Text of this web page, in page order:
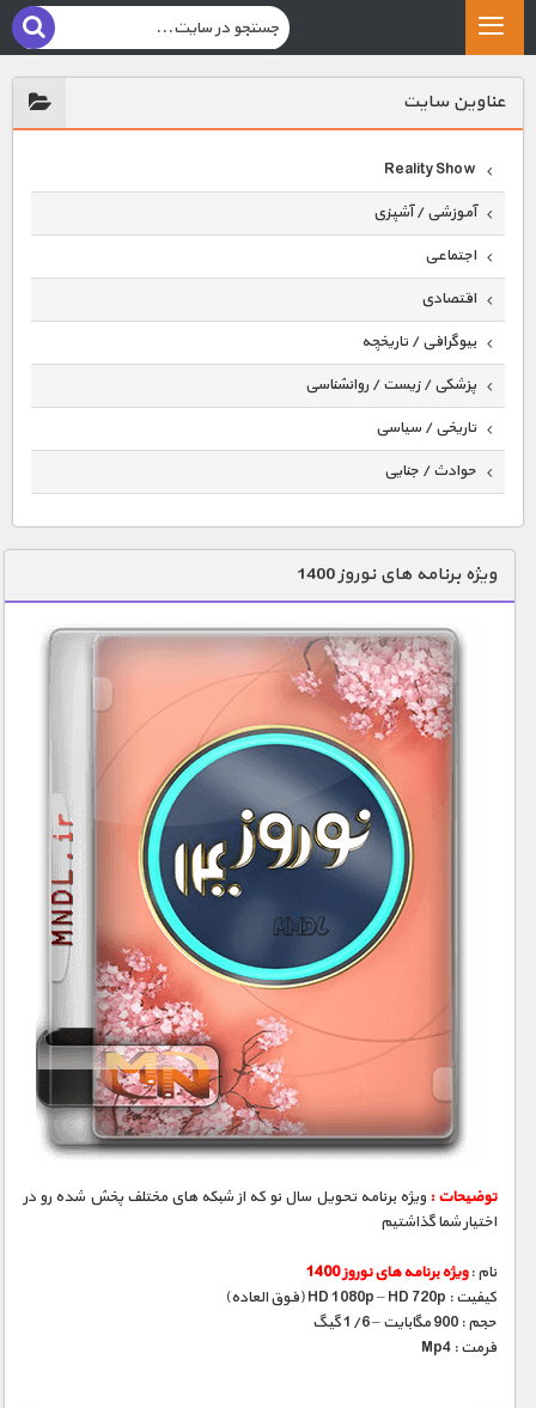
عناوين سايت
Reality Show
آموزشی / آشپزی
اجتماعی
اقتصادی
بیوگرافی / تاریخچه
پزشکی / زیست / روانشناسی
تاریخی / سیاسی
حوادث / جنایی
دنیای خوراکی ها
زمین شناسی / محیط زیست
سازه/ معماری/ مهندسی
سرگرمی
شناخت کودکان
علم و فناوری
فرهنگ / هنر
کیهان / نجوم
مسابقات / ورزشی
مستند های اختصاصی
ویژه برنامه های نوروز 1400
توضیحات :ویژه برنامه تحویل سال نو که از شبکه های مختلف پخش شده رو در
اختیار شما گذاشتیم
نام :ویژه برنامه های نوروز 1400
کیفیت : HD 1080p – HD 720p (فوق العاده)
حجم : 900 مگابایت – 1/6 گیگ
فرمت : Mp4